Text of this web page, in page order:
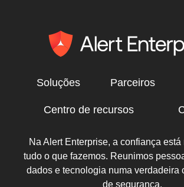
Soluções Parceiros
Centro de recursos
Na Alert Enterprise, a confiança está
tudo o que fazemos. Reunimos
dados e tecnologia numa verdadeira
de segurança.